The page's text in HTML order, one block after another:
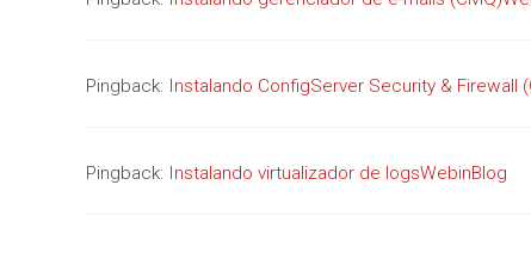
Pingback: Instalando ConfigServer Security & Firewall
Pingback: Instalando virtualizador de logsWebinBlog